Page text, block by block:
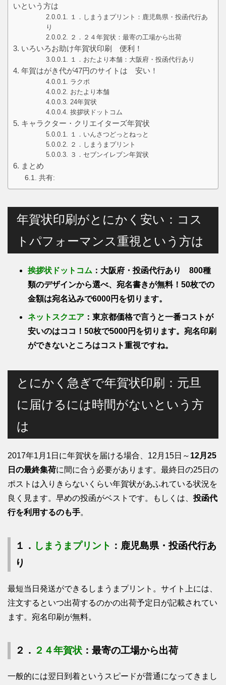
いという方は
１．しまうまプリント：鹿児島県・投函代行あ
り
２．２４年賀状：最寄の工場から出荷
いろいろお助け年賀状印刷 便利！
１．おたより本舗：大阪府・投函代行あり
年賀はがき代が47円のサイトは 安い！
ラクポ
おたより本舗
24年賀状
挨拶状ドットコム
キャラクター・クリエイターズ年賀状
１．いんさつどっとねっと
２．しまうまプリント
３．セブンイレブン年賀状
まとめ
共有:
年賀状印刷がとにかく安い：コス
トパフォーマンス重視という方は
挨拶状ドットコム ：大阪府・投函代行あり 800種
類のデザインから選べ、宛名書きが無料！50枚での
金額は宛名込みで6000円を切ります。
ネットスクエア ：東京都価格で言うと一番コストが
安いのはココ！50枚で5000円を切ります。宛名印刷
ができないところはコスト重視ですね。
とにかく急ぎで年賀状印刷：元旦
に届けるには時間がないという方
は
2017年1月1日に年賀状を届ける場合、12月15日～ 12月25
日の最終集荷に間に合う必要があります。最終日の25日の
ポストは入りきらないくらい年賀状があふれている状況を
良く見ます。早めの投函がベストです。もしくは、 投函代
行を利用するのも手。
１． しまうまプリント ：鹿児島県・投函代行あ
り
最短当日発送ができるしまうまプリント。サイト上には、
注文するといつ出荷するのかの出荷予定日が記載されてい
ます。宛名印刷が無料。
２． ２４年賀状 ：最寄の工場から出荷
一般的には翌日到着というスピードが普通になってきまし